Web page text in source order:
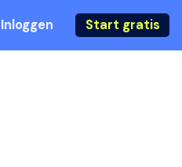
Inloggen Start gratis